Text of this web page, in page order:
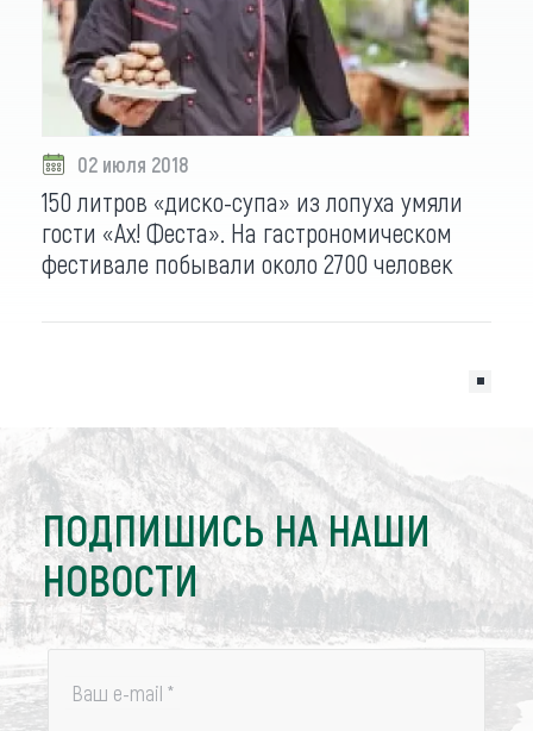
02 июля 2018
150 литров «диско-супа» из лопуха умяли
гости «Ах! Феста». На гастрономическом
фестивале побывали около 2700 человек
ПОДПИШИСЬ НА НАШИ
НОВОСТИ
Ваш e-mail *